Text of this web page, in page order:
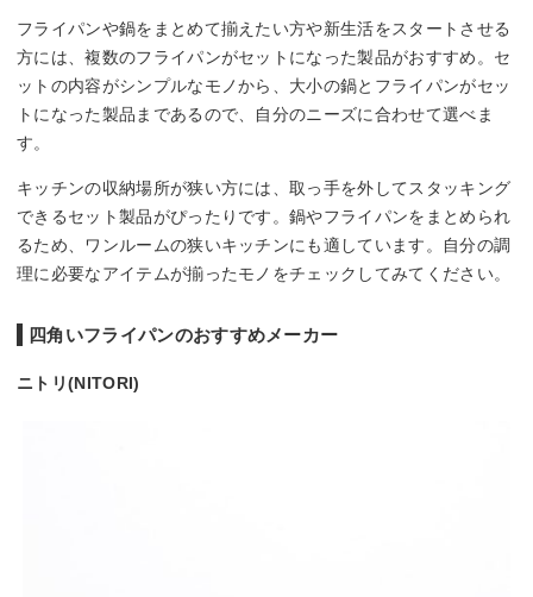
フライパンや鍋をまとめて揃えたい方や新生活をスタートさせる
方には、複数のフライパンがセットになった製品がおすすめ。セ
ットの内容がシンプルなモノから、大小の鍋とフライパンがセッ
トになった製品まであるので、自分のニーズに合わせて選べま
す。
キッチンの収納場所が狭い方には、取っ手を外してスタッキング
できるセット製品がぴったりです。鍋やフライパンをまとめられ
るため、ワンルームの狭いキッチンにも適しています。自分の調
理に必要なアイテムが揃ったモノをチェックしてみてください。
四角いフライパンのおすすめメーカー
ニトリ(NITORI)